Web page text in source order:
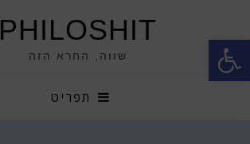
פתח סרגל נגישות PHILOSHIT
שווה, החרא הזה
תפריט